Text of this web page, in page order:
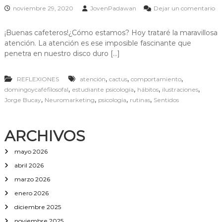
noviembre 29, 2020 JovenPadawan
Dejar un comentario
C
e
m
t
o
R
¡Buenas cafeteros!¿Cómo estamos? Hoy trataré la maravillosa
atención. La atención es ese imposible fascinante que
penetra en nuestro disco duro […]
REFLEXIONES atención, cactus, comportamiento,
domingoycaféfilosofal, estudiante psicología, hábitos, ilustraciones,
Jorge Bucay, Neuromarketing, psicología, rutinas, Sentidos
ARCHIVOS
mayo 2026
abril 2026
marzo 2026
enero 2026
diciembre 2025